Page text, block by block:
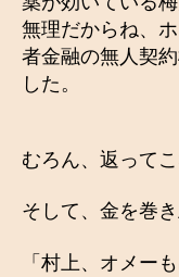
無理だからね、
者金融の無人契
した。
むろん、返って
そして、金を巻
「村上、オメー